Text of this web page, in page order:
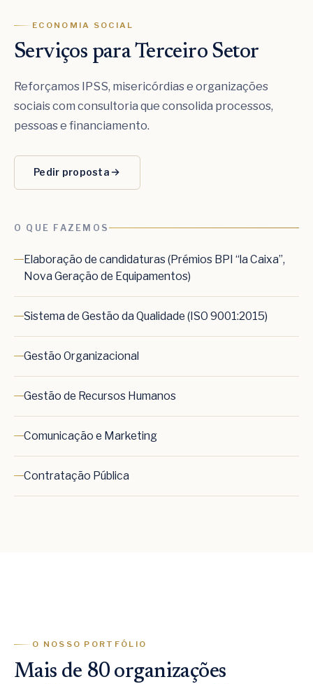
ECONOMIA SOCIAL
Serviços para Terceiro Setor
Reforçamos IPSS, misericórdias e organizações
sociais com consultoria que consolida processos,
pessoas e financiamento.
Pedir proposta
O QUE FAZEMOS
Elaboração de candidaturas (Prémios BPI “la Caixa”,
Nova Geração de Equipamentos)
Sistema de Gestão da Qualidade (ISO 9001:2015)
Gestão Organizacional
Gestão de Recursos Humanos
Comunicação e Marketing
Contratação Pública
O NOSSO PORTFÓLIO
Mais de 80 organizações